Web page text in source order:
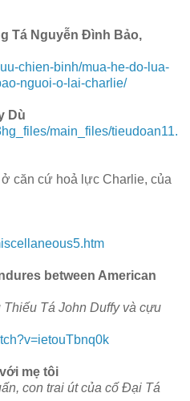
Tá Nguyễn Đình Bảo,
chien-binh/mua-he-do-lua-
nguoi-o-lai-charlie/
Dù
main_files/tieudoan11.
căn cứ hoả lực Charlie, của
between American
Tá John Duffy và cựu
mẹ tôi
con trai út của cố Đại Tá